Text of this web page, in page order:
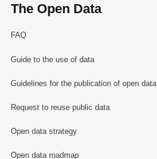
The Open Data
FAQ
Guide to the use of data
Guidelines for the publication of open data
Request to reuse public data
Open data strategy
Open data roadmap